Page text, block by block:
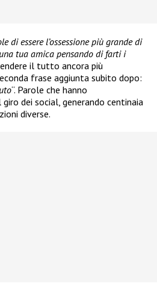
di essere l’ossessione più grande di
tua amica pensando di farti i
il tutto ancora più
frase aggiunta subito dopo:
“. Parole che hanno
dei social, generando centinaia
diverse.